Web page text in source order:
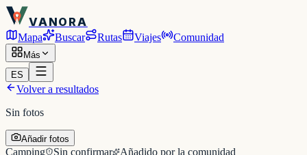
VANORA
Mapa Buscar Rutas Viajes Comunidad
Más
ES
Volver a resultados
Sin fotos
Añadir fotos
Camping Sin confirmar Añadido por la comunidad